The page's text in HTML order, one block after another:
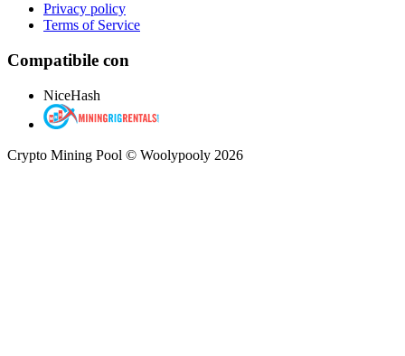
Privacy policy
Terms of Service
Compatibile con
NiceHash
Crypto Mining Pool © Woolypooly 2026